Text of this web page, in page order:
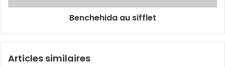
Benchehida au sifflet
Articles similaires